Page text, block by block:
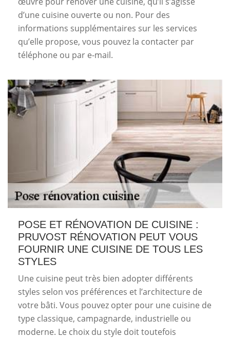
d’une cuisine ouverte ou non. Pour des
informations supplémentaires sur les services
qu’elle propose, vous pouvez la contacter par
téléphone ou par e-mail.
POSE ET RÉNOVATION DE CUISINE :
PRUVOST RÉNOVATION PEUT VOUS
FOURNIR UNE CUISINE DE TOUS LES
STYLES
Une cuisine peut très bien adopter différents
styles selon vos préférences et l’architecture de
votre bâti. Vous pouvez opter pour une cuisine de
type classique, campagnarde, industrielle ou
moderne. Le choix du style doit toutefois